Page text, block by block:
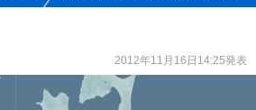
2012年11月16日14:25発表